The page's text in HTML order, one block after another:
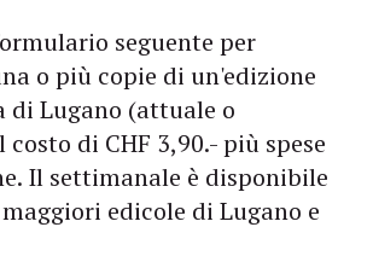
seguente per
o più copie di un'edizione
di Lugano (attuale o
di CHF 3,90.- più spese
Il settimanale è disponibile
edicole di Lugano e